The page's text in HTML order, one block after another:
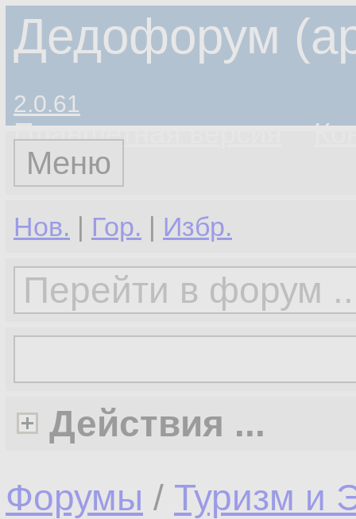
Дедофорум
2.0.61
Планшетная версия
Меню
Нов. | Гор. | Избр.
Действия ...
Форумы / Туризм и